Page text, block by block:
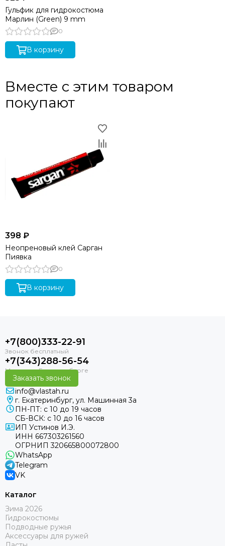
Гульфик для гидрокостюма
Марлин (Green) 9 mm
0
В корзину
Вместе с этим товаром
покупают
398 ₽
Неопреновый клей Сарган
Пиявка
0
В корзину
+7(800)333-22-91
+7(343)288-56-54
Заказать звонок
info@vlastah.ru
г. Екатеринбург, ул. Машинная 3а
ПН-ПТ: с 10 до 19 часов
СБ-ВСК: с 10 до 16 часов
ИП Устинов И.Э.
ИНН 667303261560
ОГРНИП 320665800072800
WhatsApp
Telegram
VK
Каталог
Зима 2026
Гидрокостюмы
Подводные ружья
Аксессуары для ружей